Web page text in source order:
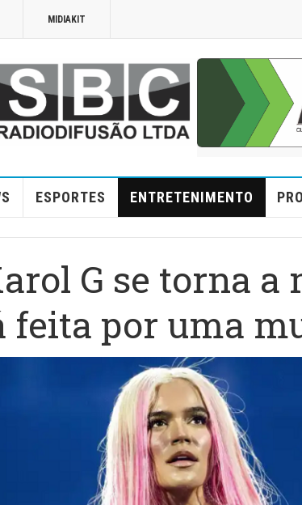
MIDIAKIT
ESPORTES ENTRETENIMENTO
G se torna a
feita por uma